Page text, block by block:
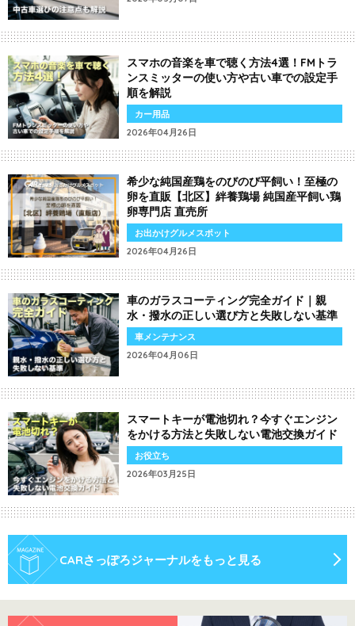
カー用品
2026年04月26日
スマホの音楽を車で聴く方法4選！FMトラ
ンスミッターの使い方や古い車での設定手
順を解説
お出かけグルメスポット
2026年04月26日
希少な純国産鶏をのびのび平飼い！至極の
卵を直販【北区】絆養鶏場 純国産平飼い鶏
卵専門店 直売所
車メンテナンス
2026年04月06日
車のガラスコーティング完全ガイド｜親
水・撥水の正しい選び方と失敗しない基準
お役立ち
2026年03月25日
スマートキーが電池切れ？今すぐエンジン
をかける方法と失敗しない電池交換ガイド
CARさっぽろジャーナルをもっと見る